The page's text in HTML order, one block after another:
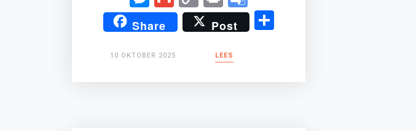
Link Translate
Share Post Delen
10 OKTOBER 2025 LEES